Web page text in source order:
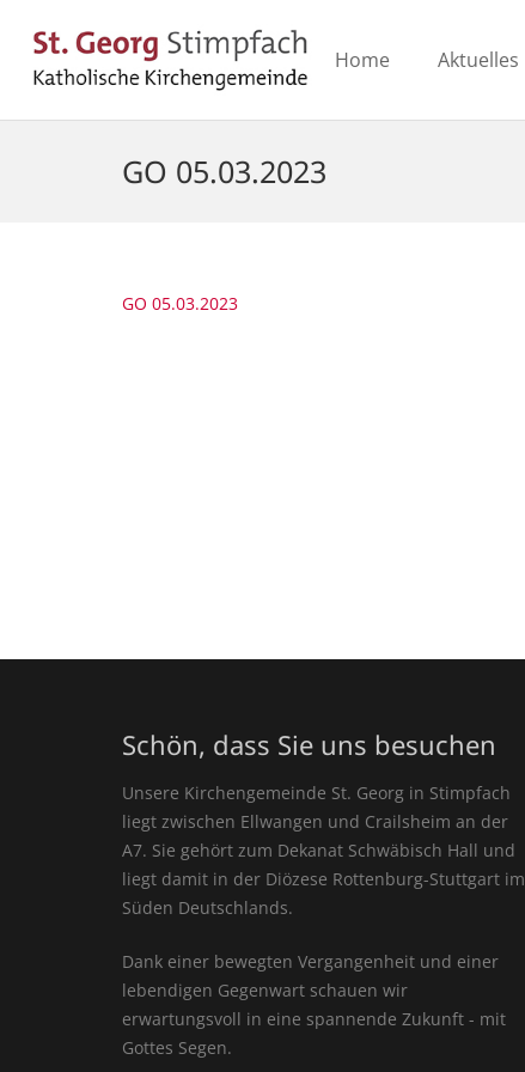
Home Aktuelles
GO 05.03.2023
GO 05.03.2023
Schön, dass Sie uns besuchen
Unsere Kirchengemeinde St. Georg in Stimpfach
liegt zwischen Ellwangen und Crailsheim an der
A7. Sie gehört zum Dekanat Schwäbisch Hall und
liegt damit in der Diözese Rottenburg-Stuttgart im
Süden Deutschlands.
Dank einer bewegten Vergangenheit und einer
lebendigen Gegenwart schauen wir
erwartungsvoll in eine spannende Zukunft - mit
Gottes Segen.